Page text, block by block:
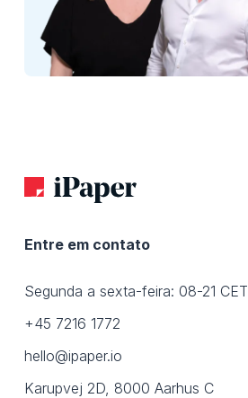
Entre em contato
Segunda a sexta-feira: 08-21 CET
+45 7216 1772
hello@ipaper.io
Karupvej 2D, 8000 Aarhus C